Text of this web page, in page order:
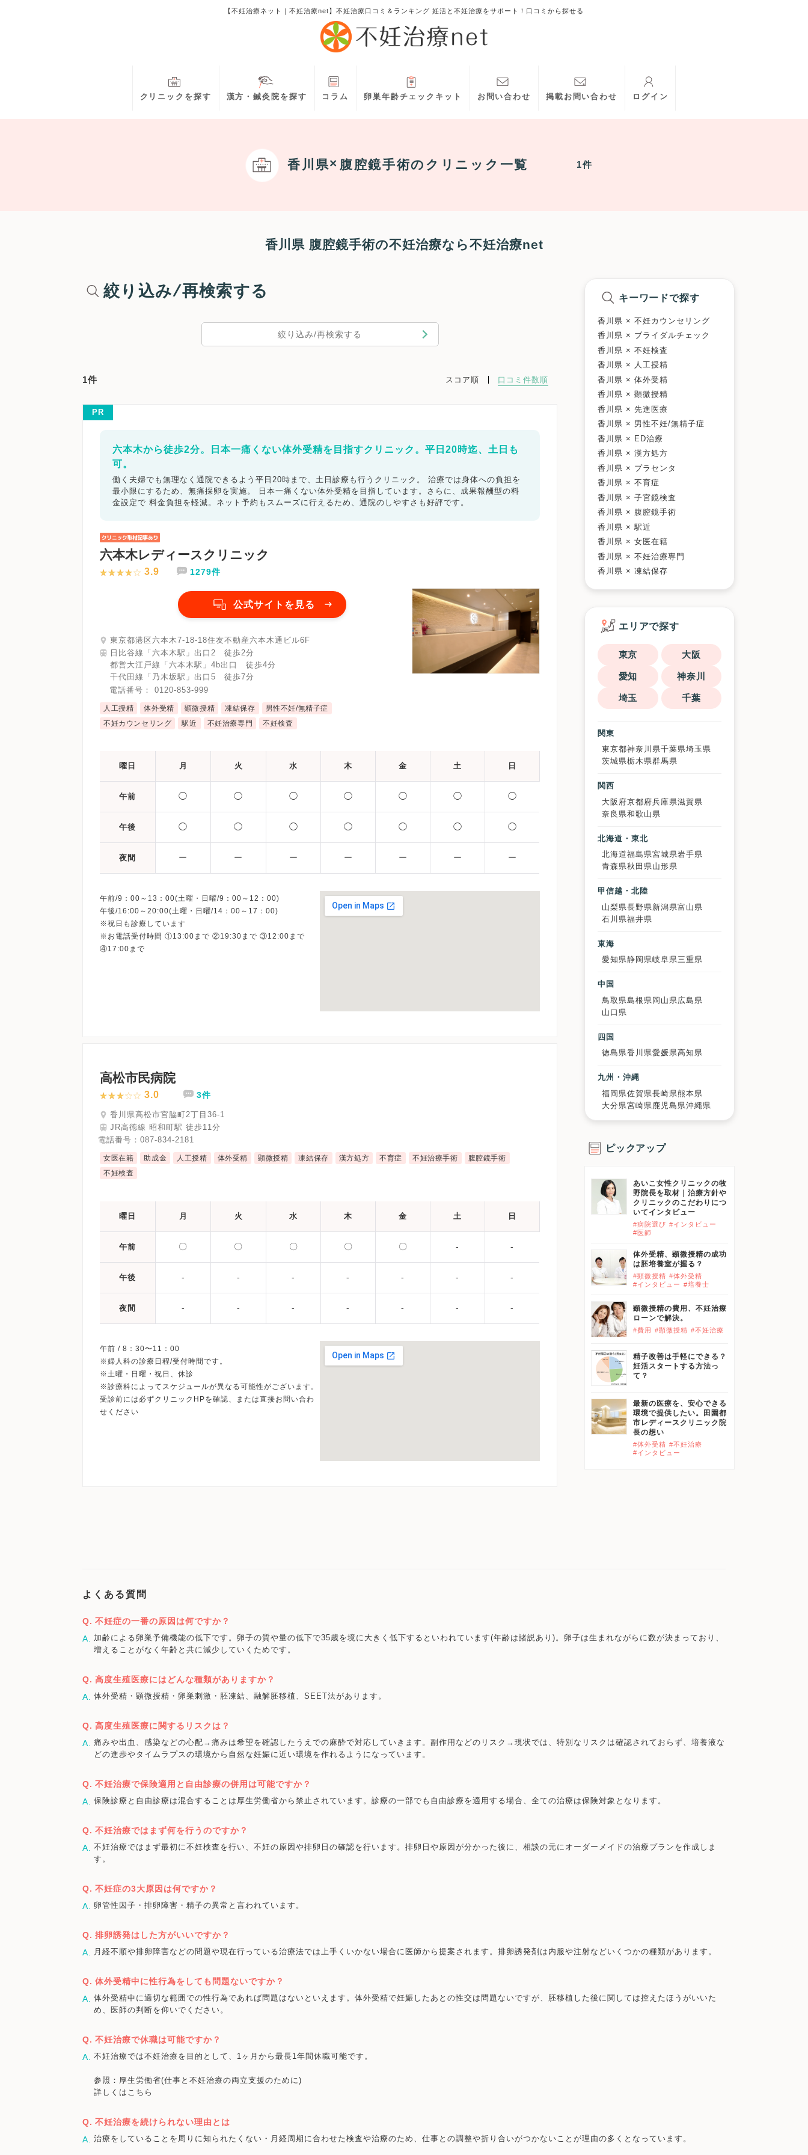
【不妊治療ネット｜不妊治療net】不妊治療口コミ＆ランキング 妊活と不妊治療をサポート！口コミから探せる
クリニックを探す 漢方・鍼灸院を探す コラム 卵巣年齢チェックキット お問い合わせ 掲載お問い合わせ ログイン
香川県 腹腔鏡手術のクリニック一覧 1件
香川県 腹腔鏡手術の不妊治療なら不妊治療net
絞り込み/再検索する
絞り込み/再検索する
1件 スコア順 口コミ件数順
PR
六本木から徒歩2分。日本一痛くない体外受精を目指すクリニック。平日20時迄、土日も
可。
働く夫婦でも無理なく通院できるよう平日20時まで、土日診療も行うクリニック。 治療では身体への負担を
最小限にするため、無痛採卵を実施。 日本一痛くない体外受精を目指しています。さらに、成果報酬型の料
金設定で 料金負担を軽減。ネット予約もスムーズに行えるため、通院のしやすさも好評です。
六本木レディースクリニック
3.9 1279件
公式サイトを見る
東京都港区六本木7-18-18住友不動産六本木通ビル6F
日比谷線「六本木駅」出口2 徒歩2分
都営大江戸線「六本木駅」4b出口 徒歩4分
千代田線「乃木坂駅」出口5 徒歩7分
電話番号： 0120-853-999
人工授精 体外受精 顕微授精 凍結保存
男性不妊/無精子症
不妊カウンセリング
駅近 不妊治療専門 不妊検査
曜日 月 火 水 木 金 土 日
午前 ◯ ◯ ◯ ◯ ◯ ◯ ◯
午後 ◯ ◯ ◯ ◯ ◯ ◯ ◯
夜間 ー ー ー ー ー ー ー
午前/9：00～13：00(土曜・日曜/9：00～12：00)
午後/16:00～20:00(土曜・日曜/14：00～17：00)
※祝日も診療しています
※お電話受付時間 ①13:00まで ②19:30まで ③12:00まで
高松市民病院
3.0 3件
香川県高松市宮脇町2丁目36-1
JR高徳線 昭和町駅 徒歩11分
電話番号： 087-834-2181
女医在籍 助成金 人工授精 体外受精 顕微授精 凍結保存 漢方処方 不育症 不妊治療手術
腹腔鏡手術
不妊検査
曜日 月 火 水 木 金 土 日
午前 〇 〇 〇 〇 〇 - -
午後 - - - - - - -
夜間 - - - - - - -
午前 / 8：30〜11：00
※婦人科の診療日程/受付時間です。
※土曜・日曜・祝日、休診
※診療科によってスケジュールが異なる可能性がございます。
受診前には必ずクリニックHPを確認、または直接お問い合わ
キーワードで探す
香川県 × 不妊カウンセリング
香川県 × ブライダルチェック
香川県 × 不妊検査
香川県 × 人工授精
香川県 × 体外受精
香川県 × 顕微授精
香川県 × 先進医療
香川県 × 男性不妊/無精子症
香川県 × ED治療
香川県 × 漢方処方
香川県 × プラセンタ
香川県 × 不育症
香川県 × 子宮鏡検査
香川県 × 腹腔鏡手術
香川県 × 駅近
香川県 × 女医在籍
香川県 × 不妊治療専門
香川県 × 凍結保存
エリアで探す
東京 大阪
愛知 神奈川
埼玉 千葉
関東
東京都神奈川県千葉県埼玉県
茨城県栃木県群馬県
関西
大阪府京都府兵庫県滋賀県
奈良県和歌山県
北海道・東北
北海道福島県宮城県岩手県
青森県秋田県山形県
甲信越・北陸
山梨県長野県 新潟県富山県
石川県福井県
東海
愛知県静岡県岐阜県三重県
中国
鳥取県島根県 岡山県 広島県
山口県
四国
徳島県香川県愛媛県高知県
九州・沖縄
福岡県佐賀県長崎県 熊本県
大分県宮崎県 鹿児島県沖縄県
ピックアップ
あいこ女性クリニックの牧
野院長を取材｜治療方針や
クリニックのこだわりにつ
いてインタビュー
#病院選び #インタビュー
#医師
体外受精、顕微授精の成功
は胚培養室が握る？
#顕微授精 #体外受精
#インタビュー #培養士
顕微授精の費用、不妊治療
ローンで解決。
#費用 #顕微授精 #不妊治療
精子改善は手軽にできる？
妊活スタートする方法っ
て？
最新の医療を、安心できる
環境で提供したい。田園都
市レディースクリニック院
長の想い
#体外受精 #不妊治療
#インタビュー
よくある質問
不妊症の一番の原因は何ですか？
加齢による卵巣予備機能の低下です。卵子の質や量の低下で35歳を境に大きく低下するといわれています(年齢は諸説あり)。卵子は生まれながらに数が決まっており、
増えることがなく年齢と共に減少していくためです。
高度生殖医療にはどんな種類がありますか？
体外受精・顕微授精・卵巣刺激・胚凍結、融解胚移植、SEET法があります。
高度生殖医療に関するリスクは？
痛みや出血、感染などの心配→痛みは希望を確認したうえでの麻酔で対応していきます。副作用などのリスク→現状では、特別なリスクは確認されておらず、培養液な
どの進歩やタイムラプスの環境から自然な妊娠に近い環境を作れるようになっています。
不妊治療で保険適用と自由診療の併用は可能ですか？
保険診療と自由診療は混合することは厚生労働省から禁止されています。診療の一部でも自由診療を適用する場合、全ての治療は保険対象となります。
不妊治療ではまず何を行うのですか？
不妊治療ではまず最初に不妊検査を行い、不妊の原因や排卵日の確認を行います。排卵日や原因が分かった後に、相談の元にオーダーメイドの治療プランを作成しま
す。
不妊症の3大原因は何ですか？
卵管性因子・排卵障害・精子の異常と言われています。
排卵誘発はした方がいいですか？
月経不順や排卵障害などの問題や現在行っている治療法では上手くいかない場合に医師から提案されます。排卵誘発剤は内服や注射などいくつかの種類があります。
体外受精中に性行為をしても問題ないですか？
体外受精中に適切な範囲での性行為であれば問題はないといえます。体外受精で妊娠したあとの性交は問題ないですが、胚移植した後に関しては控えたほうがいいた
め、医師の判断を仰いでください。
不妊治療で休職は可能ですか？
不妊治療では不妊治療を目的として、1ヶ月から最長1年間休職可能です。
参照：厚生労働省(仕事と不妊治療の両立支援のために)
詳しくはこちら
不妊治療を続けられない理由とは
治療をしていることを周りに知られたくない・月経周期に合わせた検査や治療のため、仕事との調整や折り合いがつかないことが理由の多くとなっています。